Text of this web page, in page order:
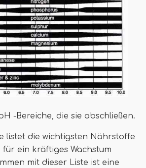
-Bereiche, die sie abschließen.
listet die wichtigsten Nährstoffe
ein kräftiges Wachstum
mit dieser Liste ist eine